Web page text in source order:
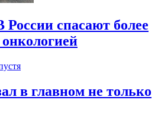
спасают более
в главном не только